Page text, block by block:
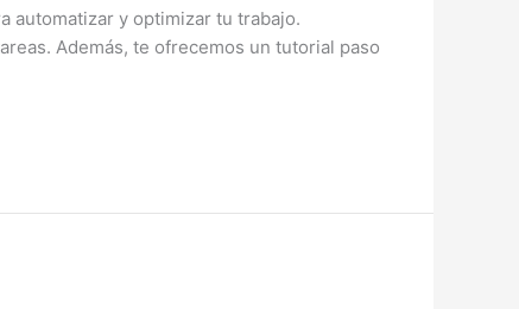
automatizar y optimizar tu trabajo.
Además, te ofrecemos un tutorial paso